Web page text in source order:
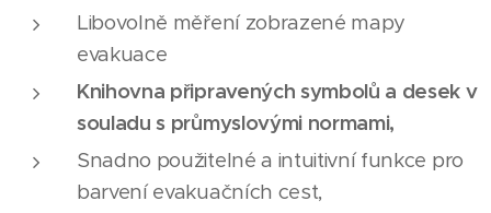
Libovolně měření zobrazené mapy
evakuace
Knihovna připravených symbolů a desek v
souladu s průmyslovými normami,
Snadno použitelné a intuitivní funkce pro
barvení evakuačních cest,